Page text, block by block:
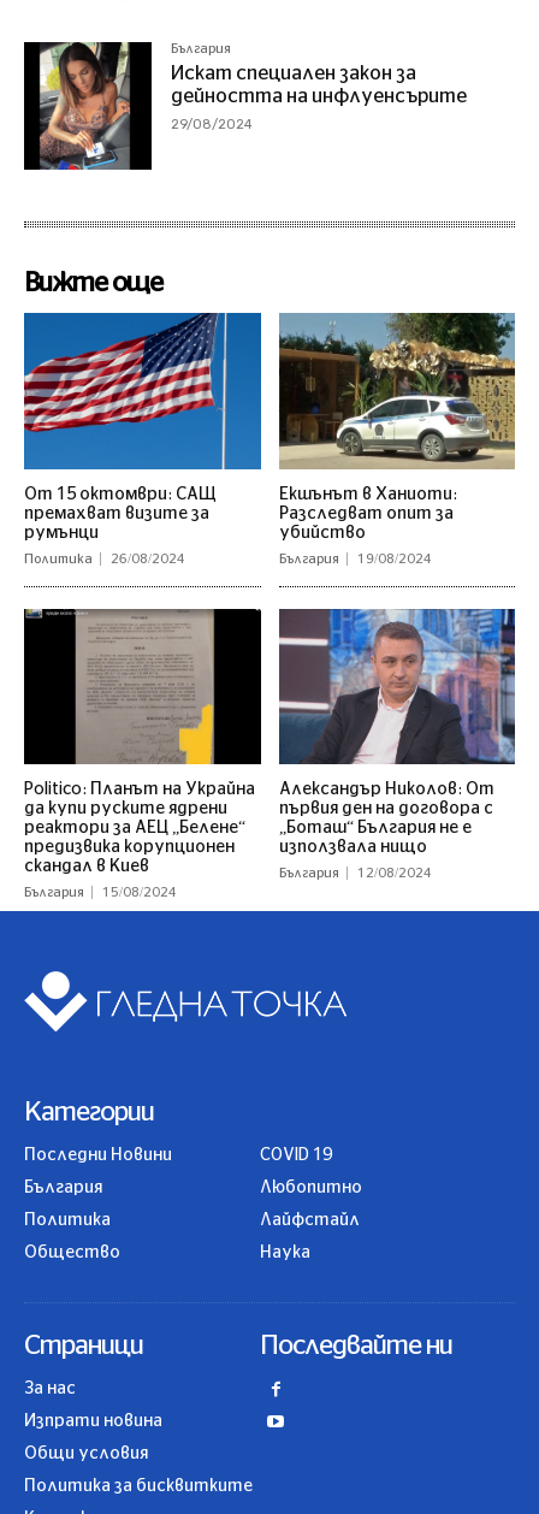
България
Искат специален закон за
дейността на инфлуенсърите
29/08/2024
Вижте още
От 15 октомври: САЩ
премахват визите за
румънци
Политика 26/08/2024
Екшънът в Ханиоти:
Разследват опит за
убийство
България 19/08/2024
Politico: Планът на Украйна
да купи руските ядрени
реактори за АЕЦ „Белене“
предизвика корупционен
скандал в Киев
България 15/08/2024
Александър Николов: От
първия ден на договора с
„Боташ“ България не е
използвала нищо
България 12/08/2024
Категории
Последни Новини
България
Политика
Общество
COVID 19
Любопитно
Лайфстайл
Наука
Страници
За нас
Изпрати новина
Общи условия
Политика за бисквитките
Последвайте ни